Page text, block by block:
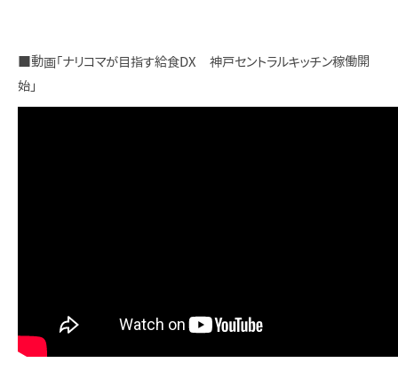
■動画「ナリコマが目指す給食DX 神戸セントラルキッチン稼働開
始」